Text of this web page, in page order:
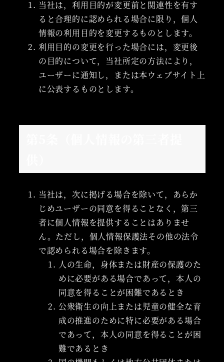
当社は，利用目的が変更前と関連性を有す
ると合理的に認められる場合に限り，個人
情報の利用目的を変更するものとします。
利用目的の変更を行った場合には，変更後
の目的について，当社所定の方法により，
ユーザーに通知し，または本ウェブサイト上
に公表するものとします。
当社は，次に掲げる場合を除いて，あらか
じめユーザーの同意を得ることなく，第三
者に個人情報を提供することはありませ
ん。ただし，個人情報保護法その他の法令
で認められる場合を除きます。
人の生命，身体または財産の保護のた
めに必要がある場合であって，本人の
同意を得ることが困難であるとき
公衆衛生の向上または児童の健全な育
成の推進のために特に必要がある場合
であって，本人の同意を得ることが困
難であるとき